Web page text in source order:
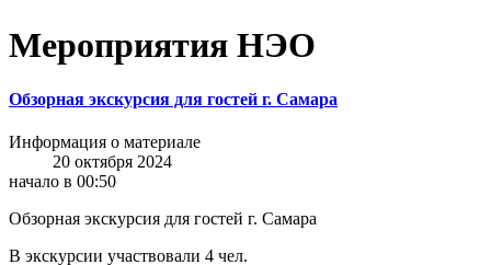
Мероприятия НЭО
Обзорная экскурсия для гостей г. Самара
Информация о материале
20 октября 2024
начало в 00:50
Обзорная экскурсия для гостей г. Самара
В экскурсии участвовали 4 чел.